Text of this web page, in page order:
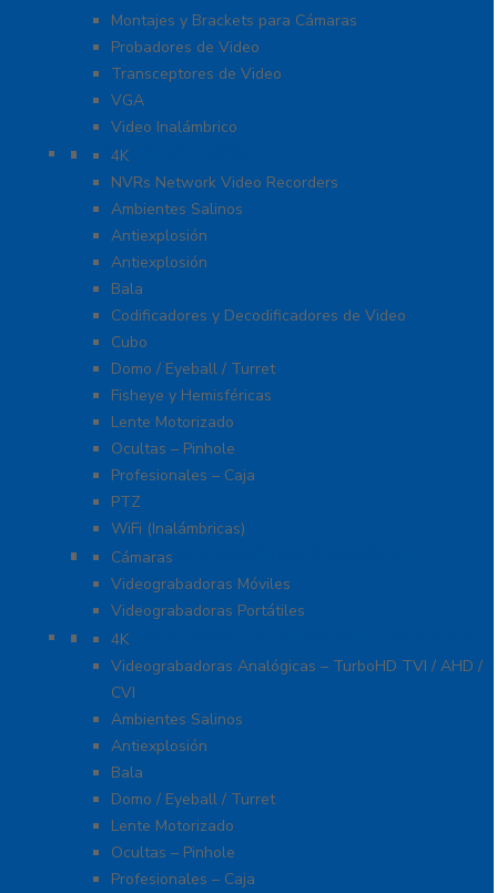
Montajes y Brackets para Cámaras
Probadores de Video
Transceptores de Video
VGA
Video Inalámbrico
Cámaras IP y NVRs
4K
NVRs Network Video Recorders
Ambientes Salinos
Antiexplosión
Antiexplosión
Bala
Codificadores y Decodificadores de Video
Cubo
Domo / Eyeball / Turret
Fisheye y Hemisféricas
Lente Motorizado
Ocultas – Pinhole
Profesionales – Caja
PTZ
WiFi (Inalámbricas)
Videograbadoras Móviles Y Portátiles
Cámaras
Videograbadoras Móviles
Videograbadoras Portátiles
Cámaras Y DVRs HD TurboHD / AHD / HD-TVI
4K
Videograbadoras Analógicas – TurboHD TVI / AHD /
CVI
Ambientes Salinos
Antiexplosión
Bala
Domo / Eyeball / Turret
Lente Motorizado
Ocultas – Pinhole
Profesionales – Caja